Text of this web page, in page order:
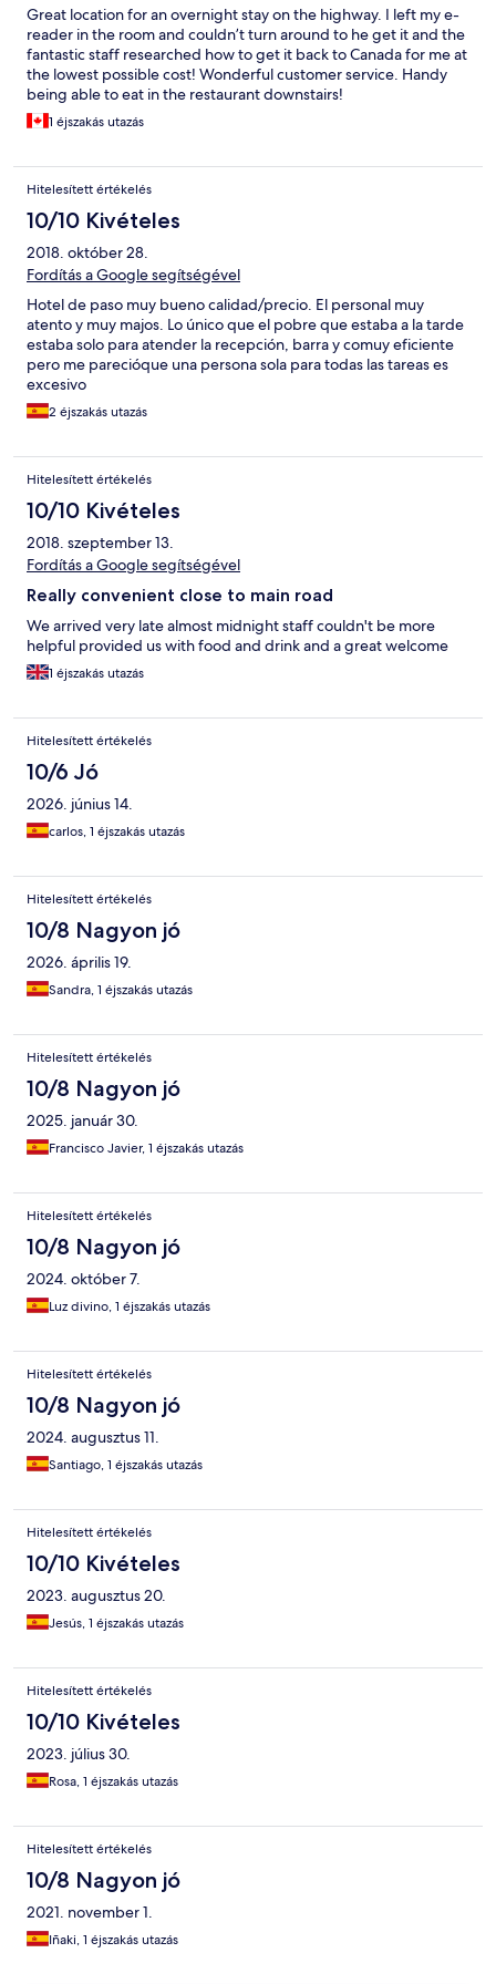
Great location for an overnight stay on the highway. I left my e-
reader in the room and couldn’t turn around to he get it and the
fantastic staff researched how to get it back to Canada for me at
the lowest possible cost! Wonderful customer service. Handy
being able to eat in the restaurant downstairs!
1 éjszakás utazás
Hitelesített értékelés
10/10 Kivételes
2018. október 28.
Fordítás a Google segítségével
Hotel de paso muy bueno calidad/precio. El personal muy
atento y muy majos. Lo único que el pobre que estaba a la tarde
estaba solo para atender la recepción, barra y comuy eficiente
pero me parecióque una persona sola para todas las tareas es
excesivo
2 éjszakás utazás
Hitelesített értékelés
10/10 Kivételes
2018. szeptember 13.
Fordítás a Google segítségével
Really convenient close to main road
We arrived very late almost midnight staff couldn't be more
helpful provided us with food and drink and a great welcome
1 éjszakás utazás
Hitelesített értékelés
10/6 Jó
2026. június 14.
carlos, 1 éjszakás utazás
Hitelesített értékelés
10/8 Nagyon jó
2026. április 19.
Sandra, 1 éjszakás utazás
Hitelesített értékelés
10/8 Nagyon jó
2025. január 30.
Francisco Javier, 1 éjszakás utazás
Hitelesített értékelés
10/8 Nagyon jó
2024. október 7.
Luz divino, 1 éjszakás utazás
Hitelesített értékelés
10/8 Nagyon jó
2024. augusztus 11.
Santiago, 1 éjszakás utazás
Hitelesített értékelés
10/10 Kivételes
2023. augusztus 20.
Jesús, 1 éjszakás utazás
Hitelesített értékelés
10/10 Kivételes
2023. július 30.
Rosa, 1 éjszakás utazás
Hitelesített értékelés
10/8 Nagyon jó
2021. november 1.
Iñaki, 1 éjszakás utazás